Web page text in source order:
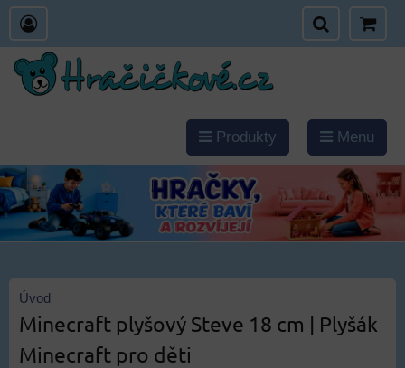
Produkty Menu
Úvod
Minecraft plyšový Steve 18 cm | Plyšák
Minecraft pro děti